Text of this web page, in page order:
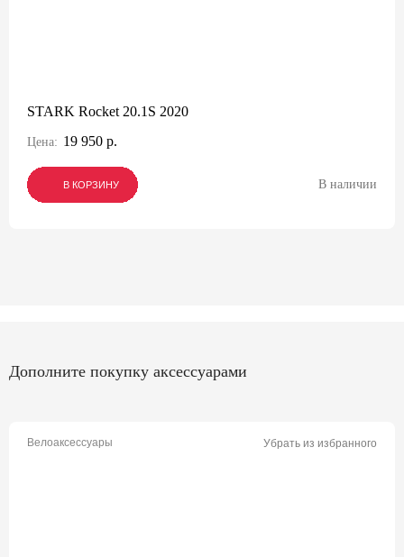
STARK Rocket 20.1S 2020
Цена: 19 950 р.
В КОРЗИНУ
В КОРЗИНУ
В КОРЗИНУ В наличии
Дополните покупку аксессуарами
Велоаксессуары Убрать из избранного